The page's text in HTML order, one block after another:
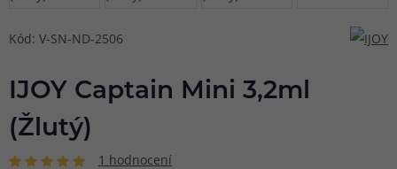
Kód: V-SN-ND-2506
IJOY Captain Mini 3,2ml
(Žlutý)
1 hodnocení